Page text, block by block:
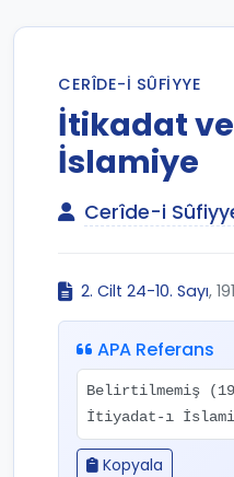
CERÎDE-I SÛFIYYE
İtikadat
İslamiye
Cerîde-i
2. Cilt 24-10. Sayı,
APA Referans
Belirtilmemiş
İtiyadat-ı
Kopyala